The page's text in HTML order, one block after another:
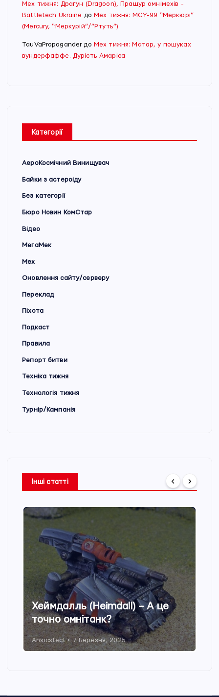
Мех тижня: Драгун (Dragoon), Пращур омнімехів -
Battletech Ukraine до Мех тижня: MCY-99 “Меркюрі”
(Mercury, “Меркурій”/”Ртуть”)
TauVaPropaganderдо Мех тижня: Матар, у пошуках
вундерфаффе. Дурість Амаріса
Категорії
АероКосмічний Винищувач
Байки з астероіду
Без категорії
Бюро Новин КомСтар
Відео
МегаМек
Мех
Оновлення сайту/серверу
Переклад
Піхота
Подкаст
Правила
Репорт битви
Техніка тижня
Технологія тижня
Турнір/Кампанія
Інші статті
Хеймдалль (Heimdall) – А це
точно омнітанк?
Ansicstect 7 Березня, 2025